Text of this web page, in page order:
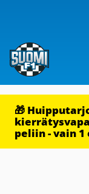
🎁
peliin - vain